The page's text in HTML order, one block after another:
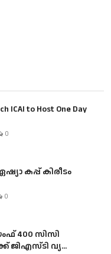
ICAI to Host One Day
0
കപ്പ് കിരീടം
0
400 സിസി
വ്യ...